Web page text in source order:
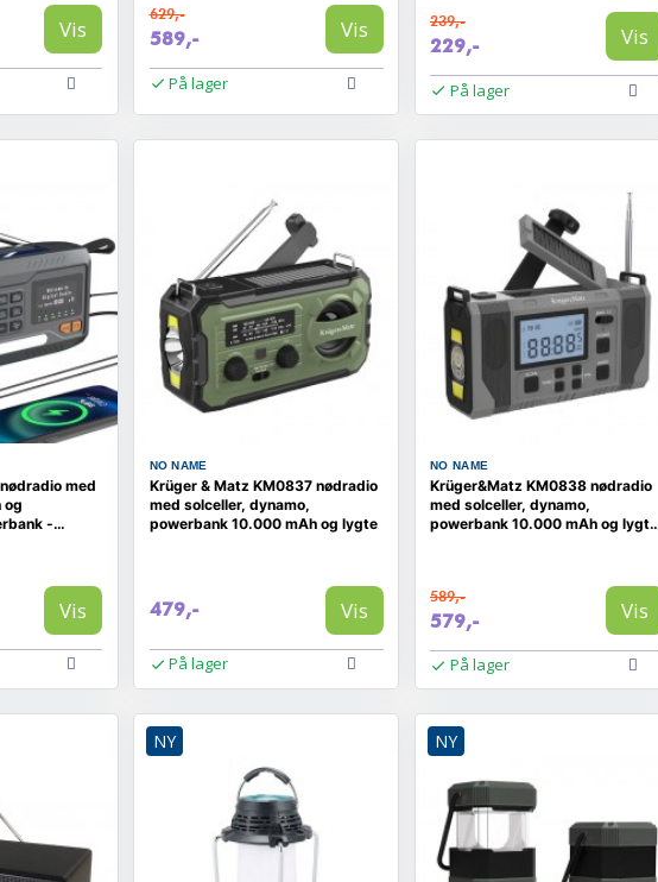
Vis
629,-
589,- Vis
På lager
239,-
229,- Vis
På lager
med
og
-
Vis
NO NAME
Krüger & Matz KM0837 nødradio
med solceller, dynamo,
powerbank 10.000 mAh og lygte
479,- Vis
På lager
NO NAME
Krüger&Matz KM0838 nødradio
med solceller, dynamo,
powerbank 10.000 mAh og lygte
589,-
579,- Vis
På lager
NY NY